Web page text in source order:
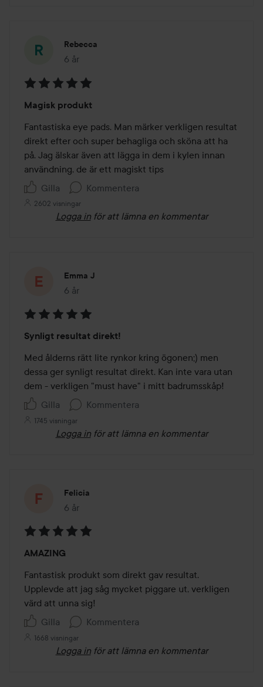
Rebecca
6 år
Inlägget skapades 6 år
5
av
5
Magisk produkt
Fantastiska eye pads. Man märker verkligen resultat
direkt efter och super behagliga och sköna att ha
på. Jag älskar även att lägga in dem i kylen innan
användning, de är ett magiskt tips
Gilla
Kommentera
2602 visningar
Logga in för att lämna en kommentar
Emma J
6 år
Inlägget skapades 6 år
5
av
5
Synligt resultat direkt!
Med ålderns rätt lite rynkor kring ögonen;) men
dessa ger synligt resultat direkt. Kan inte vara utan
dem - verkligen "must have" i mitt badrumsskåp!
Gilla
Kommentera
1745 visningar
Logga in för att lämna en kommentar
Felicia
6 år
Inlägget skapades 6 år
5
av
5
AMAZING
Fantastisk produkt som direkt gav resultat.
Upplevde att jag såg mycket piggare ut, verkligen
värd att unna sig!
Gilla
Kommentera
1668 visningar
Logga in för att lämna en kommentar